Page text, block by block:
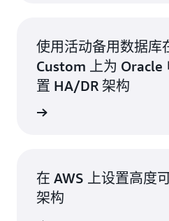
使用活动备用数据库
Custom 上为 Oracle
置 HA/DR 架构
在 AWS 上设置高度
架构